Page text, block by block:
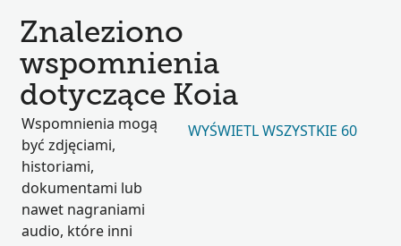
Znaleziono
wspomnienia
dotyczące Koia
Wspomnienia mogą
być zdjęciami,
historiami,
dokumentami lub
nawet nagraniami
audio, które inni
WYŚWIETL WSZYSTKIE 60